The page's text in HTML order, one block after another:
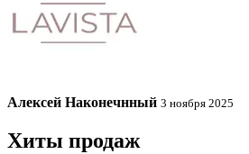
Алексей Наконечнный 3 ноября 2025
Хиты продаж